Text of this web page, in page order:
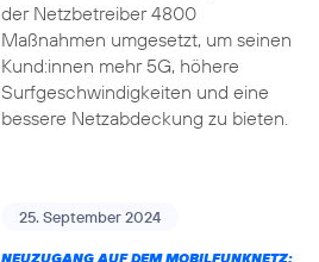
der Netzbetreiber 4800
Maßnahmen umgesetzt, um seinen
Kund:innen mehr 5G, höhere
Surfgeschwindigkeiten und eine
bessere Netzabdeckung zu bieten.
25. September 2024
NEUZUGANG AUF DEM MOBILFUNKNETZ: